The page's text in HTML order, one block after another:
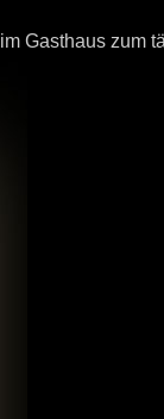
Gasthaus zum